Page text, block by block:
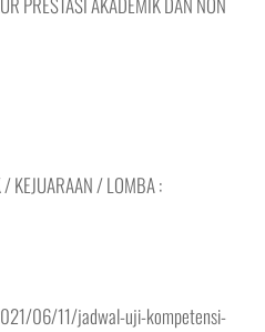
KEJUARAAN / LOMBA :
06/11/jadwal-uji-kompetensi-